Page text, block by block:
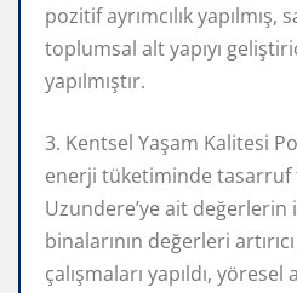
pozitif ayrımcılık yapılmış,
toplumsal alt yapıyı
yapılmıştır.
3. Kentsel Yaşam Kalitesi
enerji tüketiminde tasarruf
Uzundere’ye ait
binalarının değerleri
çalışmaları yapıldı,